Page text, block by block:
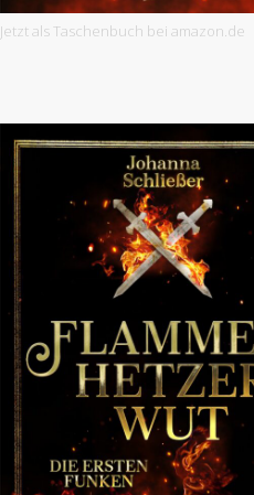
Jetzt als Taschenbuch bei amazon.de